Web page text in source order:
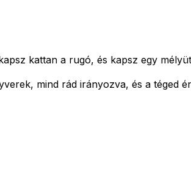
kattan a rugó, és kapsz egy
mind rád irányozva, és a téged